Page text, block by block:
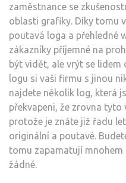
zaměstnance se
oblasti grafiky. Díky tomu
poutavá loga a přehledné
zákazníky příjemné na
být vidět, ale vrýt se
logu si vaši firmu s jinou
najdete několik log, která
překvapeni, že zrovna tyto
protože je znáte již řadu
originální a poutavé.
tomu zapamatují mnohem
žádné.